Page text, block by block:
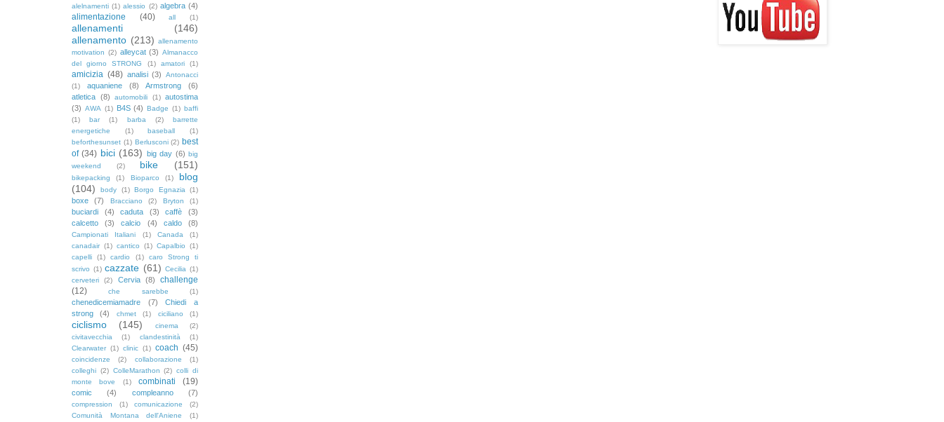
alelnamenti (1) alessio (2) algebra (4)
alimentazione (40) all (1)
allenamenti
(146)
allenamento (213) allenamento
motivation (2) alleycat (3) Almanacco
del giorno STRONG
(1) amatori (1)
amicizia (48) analisi (3)
Antonacci
(1)
aquaniene (8) Armstrong
(6)
atletica (8) automobili (1) autostima
(3) AWA (1) B4S (4) Badge (1) baffi
(1)
bar (1) barba (2)
barrette
energetiche
(1) baseball
(1)
beforthesunset (1) Berlusconi (2) best
of (34) bici (163) big day (6) big
weekend
(2) bike (151)
bikepacking (1) Bioparco (1)
blog
(104)
body (1) Borgo Egnazia (1)
boxe (7) Bracciano (2) Bryton (1)
buciardi (4) caduta (3) caffè
(3)
calcetto
(3) calcio (4) caldo (8)
Campionati Italiani (1) Canada
(1)
canadair (1) cantico (1) Capalbio
(1)
capelli
(1) cardio (1)
caro Strong ti
scrivo (1) cazzate (61) Cecilia (1)
cerveteri
(2) Cervia (8)
challenge
(12)
che sarebbe (1)
chenedicemiamadre (7)
Chiedi a
strong
(4) chmet (1) ciciliano (1)
ciclismo (145) cinema
(2)
civitavecchia
(1) clandestinità
(1)
Clearwater (1) clinic (1) coach (45)
coincidenze (2) collaborazione
(1)
colleghi (2) ColleMarathon (2) colli di
monte bove
(1) combinati (19)
comic (4) compleanno (7)
compression (1) comunicazione
(2)
Comunità Montana dell'Aniene
(1)